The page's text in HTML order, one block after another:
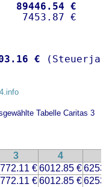
89446.54 €
€
Tabelle Caritas 3
3 4
€6012.85 €
€6012.85 €